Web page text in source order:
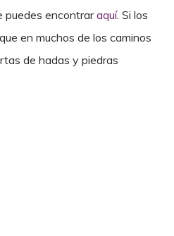
puedes encontraraquí. Si los
en muchos de los caminos
de hadas y piedras